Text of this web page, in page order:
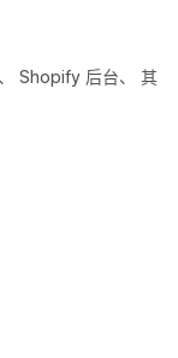
Shopify 后台、 其